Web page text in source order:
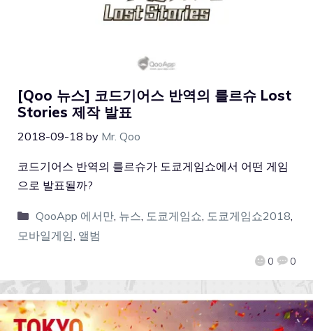
[Qoo 뉴스] 코드기어스 반역의 를르슈 Lost
Stories 제작 발표
2018-09-18 by Mr. Qoo
0 0
코드기어스 반역의 를르슈가 도쿄게임쇼에서 어떤 게임
으로 발표될까?
QooApp 에서만, 뉴스 도쿄게임쇼 도쿄게임쇼2018
모바일게임 앨범